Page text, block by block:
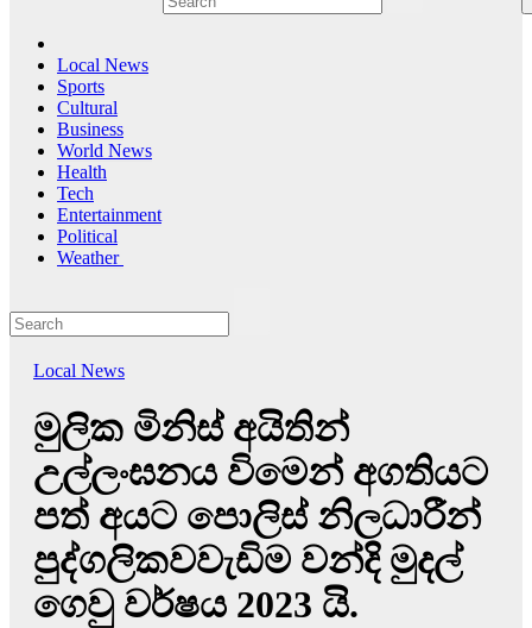
Local News
Sports
Cultural
Business
World News
Health
Tech
Entertainment
Political
Weather
Local News
මුලික මිනිස් අයිතින්
උල්ලංඝනය විමෙන් අගතියට
පත් අයට පොලිස් නිලධාරීන්
පුද්ගලිකවවැඩිම වන්දි මුදල්
ගෙවු වර්ෂය 2023 යි.